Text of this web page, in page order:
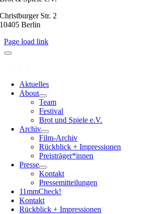
Christburger Str. 2
10405 Berlin
Page load link
Aktuelles
About
Team
Festival
Brot und Spiele e.V.
Archiv
Film-Archiv
Rückblick + Impressionen
Preisträger*innen
Presse
Kontakt
Pressemitteilungen
11mmCheck!
Kontakt
Rückblick + Impressionen